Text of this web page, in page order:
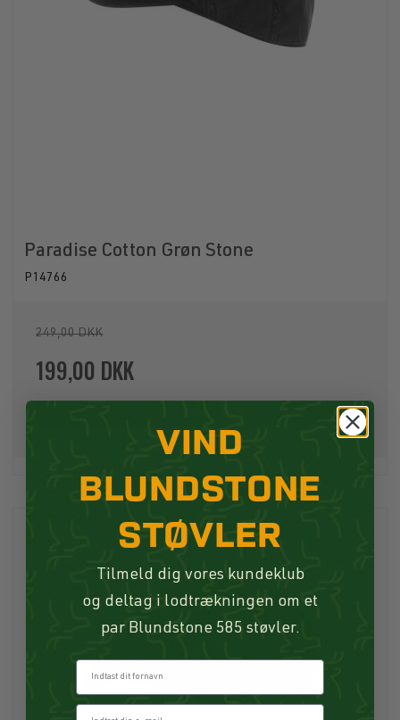
Paradise Cotton Grøn Stone
P14766
249,00 DKK
199,00 DKK
VIND
BLUNDSTONE
STØVLER
Tilmeld dig vores kundeklub
og deltag i lodtrækningen om et
par Blundstone 585 støvler.
Fornavn